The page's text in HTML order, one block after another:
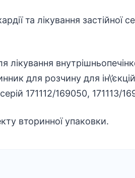
та лікування застійної
лікування
для розчину для
171112/169050, 171113/
вторинної упаковки.